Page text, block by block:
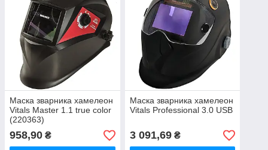
Маска зварника хамелеон
Vitals Master 1.1 true color
(220363)
958,90 ₴
Маска зварника хамелеон
Vitals Professional 3.0 USB
3 091,69₴